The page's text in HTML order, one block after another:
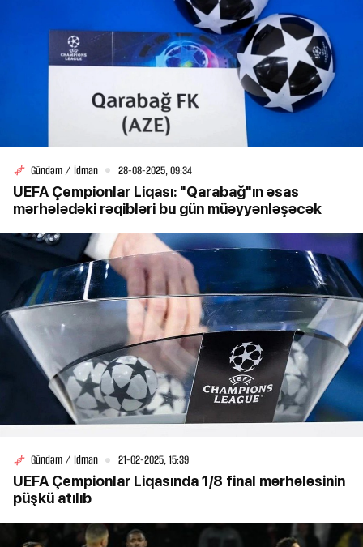
Gündəm / İdman 28-08-2025, 09:34
UEFA Çempionlar Liqası: "Qarabağ"ın əsas
mərhələdəki rəqibləri bu gün müəyyənləşəcək
Gündəm / İdman 21-02-2025, 15:39
UEFA Çempionlar Liqasında 1/8 final mərhələsinin
püşkü atılıb